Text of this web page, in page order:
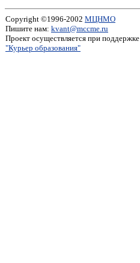
Copyright ©1996-2002 МЦНМО
Пишите нам: kvant@mccme.ru
Проект осуществляется при поддержке
"Курьер образования"